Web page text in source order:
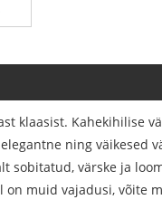
klaasist. Kahekihilise
ning väikesed
värske ja
muid vajadusi, võite